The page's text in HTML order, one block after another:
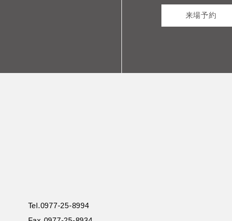
来場予約
Tel.0977-25-8994